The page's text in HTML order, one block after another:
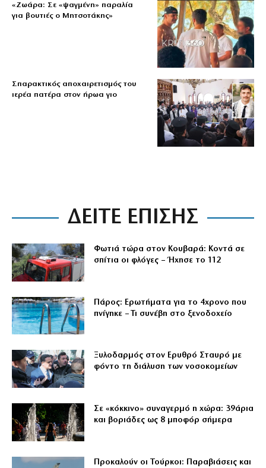
«Ζωάρα: Σε «ψαγμένη» παραλία
για βουτιές ο Μητσοτάκης»
Σπαρακτικός αποχαιρετισμός του
ιερέα πατέρα στον ήρωα γιο
ΔΕΙΤΕ ΕΠΙΣΗΣ
Φωτιά τώρα στον Κουβαρά: Κοντά σε
σπίτια οι φλόγες – Ήχησε το 112
Πάρος: Ερωτήματα για το 4χρονο που
πνίγηκε – Τι συνέβη στο ξενοδοχείο
Ξυλοδαρμός στον Ερυθρό Σταυρό με
φόντο τη διάλυση των νοσοκομείων
Σε «κόκκινο» συναγερμό η χώρα: 39άρια
και βοριάδες ως 8 μποφόρ σήμερα
Προκαλούν οι Τούρκοι: Παραβιάσεις και